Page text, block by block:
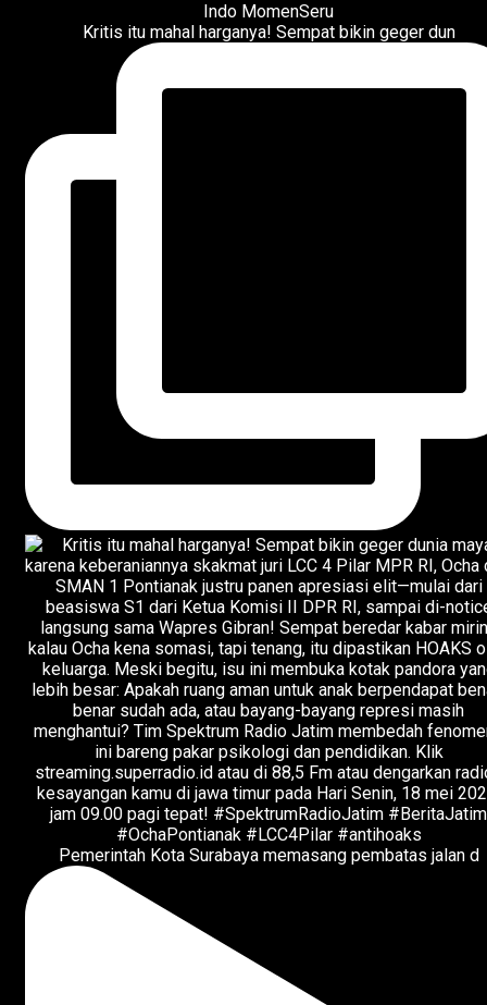
Kritis itu mahal harganya! Sempat bikin geger dun
Pemerintah Kota Surabaya memasang pembatas jalan d